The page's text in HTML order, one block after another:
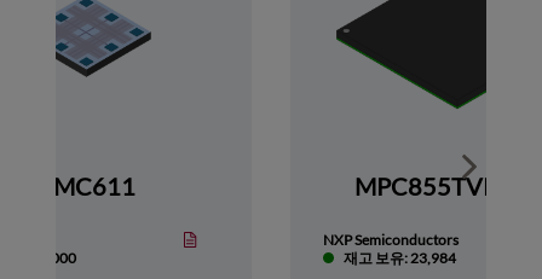
HMC611
보유: 1,000
NXP Semiconductors
재고 보유: 23,984
Show